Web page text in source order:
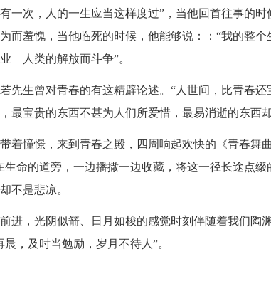
一次，人的一生应当这样度过”，当他回首往事的
而羞愧，当他临死的时候，他能够说：：“我的整
—人类的解放而斗争”。
先生曾对青春的有这精辟论述。“人世间，比青春
最宝贵的东西不甚为人们所爱惜，最易消逝的东西
着憧憬，来到青春之殿，四周响起欢快的《青春舞
生命的道旁，一边播撒一边收藏，将这一径长途点
不是悲凉。
进，光阴似箭、日月如梭的感觉时刻伴随着我们陶
，及时当勉励，岁月不待人”。